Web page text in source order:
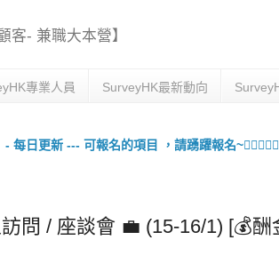
客- 兼職大本營】
專業人員 SurveyHK最新動向
每日更新 --- 可報名的項目 ，請踴躍報名
問 / 座談會 💼 (15-16/1) [💰酬